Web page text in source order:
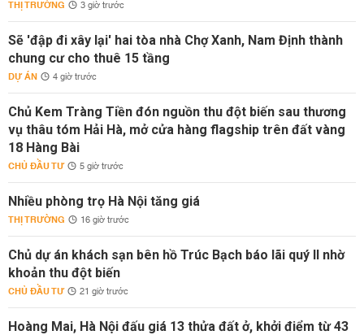
THỊ TRƯỜNG 3 giờ trước
Sẽ 'đập đi xây lại' hai tòa nhà Chợ Xanh, Nam Định thành
chung cư cho thuê 15 tầng
DỰ ÁN 4 giờ trước
Chủ Kem Tràng Tiền đón nguồn thu đột biến sau thương
vụ thâu tóm Hải Hà, mở cửa hàng flagship trên đất vàng
18 Hàng Bài
CHỦ ĐẦU TƯ 5 giờ trước
Nhiều phòng trọ Hà Nội tăng giá
THỊ TRƯỜNG 16 giờ trước
Chủ dự án khách sạn bên hồ Trúc Bạch báo lãi quý II nhờ
khoản thu đột biến
CHỦ ĐẦU TƯ 21 giờ trước
Hoàng Mai, Hà Nội đấu giá 13 thửa đất ở, khởi điểm từ 43